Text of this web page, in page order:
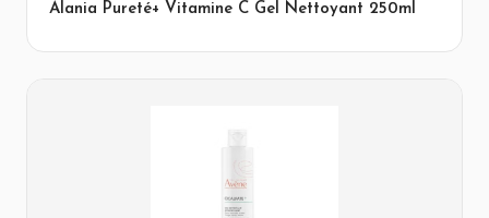
Alania Pureté+ Vitamine C Gel Nettoyant 250ml